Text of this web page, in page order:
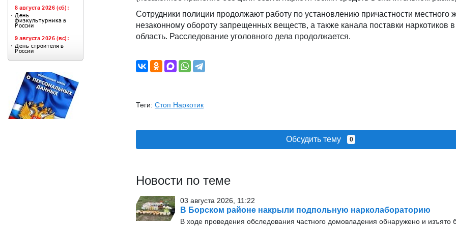
Сотрудники полиции продолжают работу по установлению причастности местного
незаконному обороту запрещенных веществ, а также канала поставки наркотиков
область. Расследование уголовного дела продолжается.
Теги: Стоп Наркотик
Обсудить тему 0
Новости по теме
03 августа 2026, 11:22
В Борском районе накрыли подпольную нарколабораторию
В ходе проведения обследования частного домовладения обнаружено и изъято